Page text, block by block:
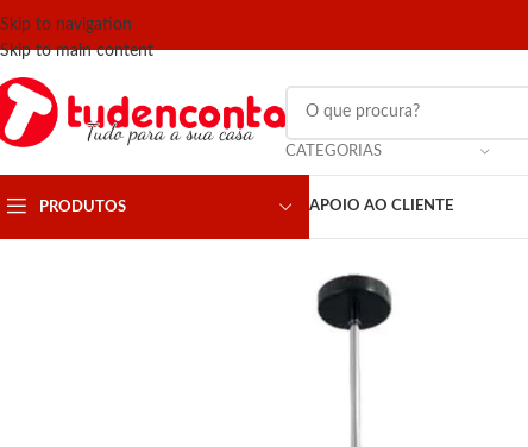
Skip to navigation
Skip to main content
CATEGORIAS
PRODUTOS APOIO AO CLIENTE